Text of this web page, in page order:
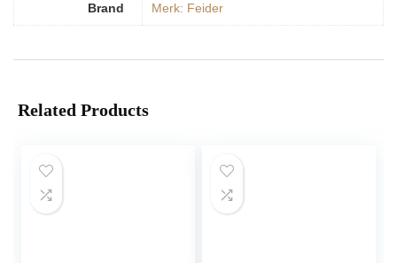
Brand Merk: Feider
Related Products